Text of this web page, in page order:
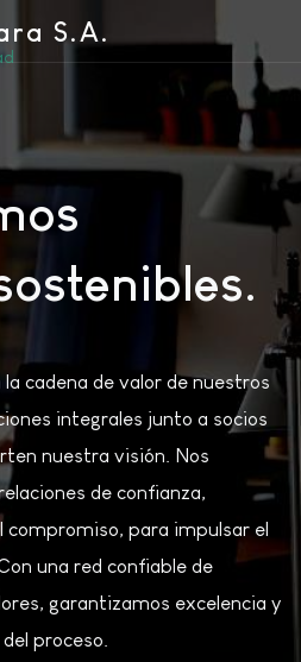
S.A.
cadena de valor de nuestros
integrales junto a socios
nuestra visión. Nos
de confianza,
compromiso, para impulsar el
una red confiable de
garantizamos excelencia y
proceso.